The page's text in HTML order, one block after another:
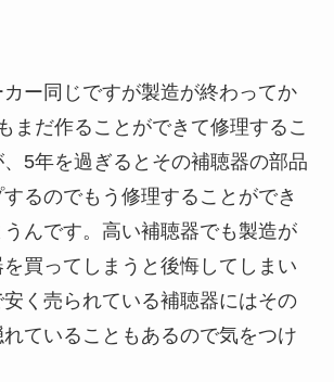
ー同じですが製造が終わってか
まだ作ることができて修理するこ
5年を過ぎるとその補聴器の部品
るのでもう修理することができ
んです。高い補聴器でも製造が
買ってしまうと後悔してしまい
く売られている補聴器にはその
ていることもあるので気をつけ